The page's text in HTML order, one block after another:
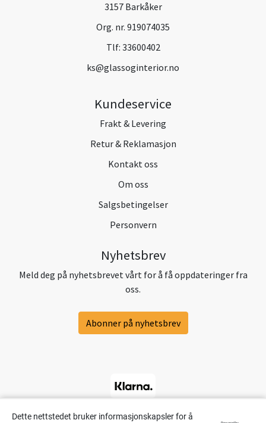
Dette nettstedet bruker informasjonskapsler for å
3157 Barkåker
Org. nr. 919074035
Tlf: 33600402
ks@glassoginterior.no
Kundeservice
Frakt & Levering
Retur & Reklamasjon
Kontakt oss
Om oss
Salgsbetingelser
Personvern
Nyhetsbrev
Meld deg på nyhetsbrevet vårt for å få oppdateringer fra
oss.
Abonner på nyhetsbrev